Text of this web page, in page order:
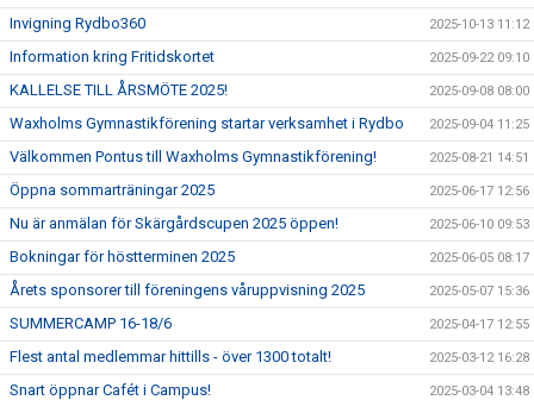
Invigning Rydbo360 2025-10-13 11:12
Information kring Fritidskortet 2025-09-22 09:10
KALLELSE TILL ÅRSMÖTE 2025! 2025-09-08 08:00
Waxholms Gymnastikförening startar verksamhet i Rydbo 2025-09-04 11:25
Välkommen Pontus till Waxholms Gymnastikförening! 2025-08-21 14:51
Öppna sommarträningar 2025 2025-06-17 12:56
Nu är anmälan för Skärgårdscupen 2025 öppen! 2025-06-10 09:53
Bokningar för höstterminen 2025 2025-06-05 08:17
Årets sponsorer till föreningens våruppvisning 2025 2025-05-07 15:36
SUMMERCAMP 16-18/6 2025-04-17 12:55
Flest antal medlemmar hittills - över 1300 totalt! 2025-03-12 16:28
Snart öppnar Cafét i Campus! 2025-03-04 13:48